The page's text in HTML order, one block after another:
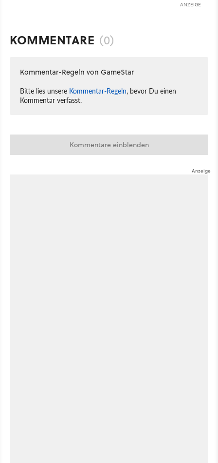
ANZEIGE
KOMMENTARE (0)
Kommentar-Regeln von GameStar
Bitte lies unsere Kommentar-Regeln, bevor Du einen
Kommentar verfasst.
Kommentare einblenden